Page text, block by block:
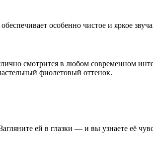
особенно чистое и яркое
смотрится в любом современном
фиолетовый оттенок.
ей в глазки — и вы узнаете её